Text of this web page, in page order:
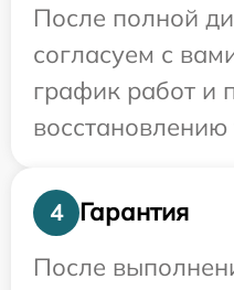
После полной
согласуем с
график работ и
восстановлению
4
Гарантия
После